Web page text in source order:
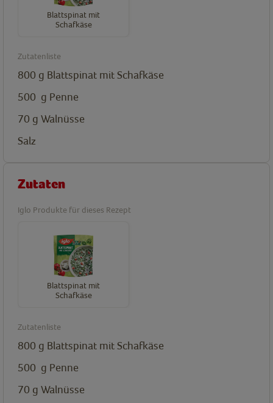
Blattspinat mit
Schafkäse
Zutatenliste
800 g Blattspinat mit Schafkäse
500 g Penne
70 g Walnüsse
Salz
Zutaten
Iglo Produkte für dieses Rezept
Blattspinat mit
Schafkäse
Zutatenliste
800 g Blattspinat mit Schafkäse
500 g Penne
70 g Walnüsse